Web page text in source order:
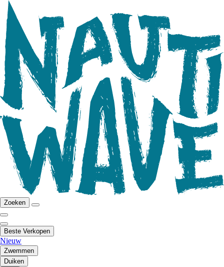
Zoeken
Beste Verkopen
Nieuw
Zwemmen
Duiken